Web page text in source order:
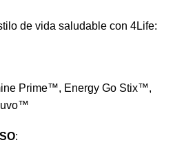
de vida saludable con 4Life:
Prime™, Energy Go Stix™,
: